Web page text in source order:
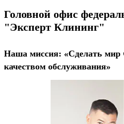
Головной офис
"Эксперт Клининг"
Наша миссия: «Сделать
качеством обслуживания»